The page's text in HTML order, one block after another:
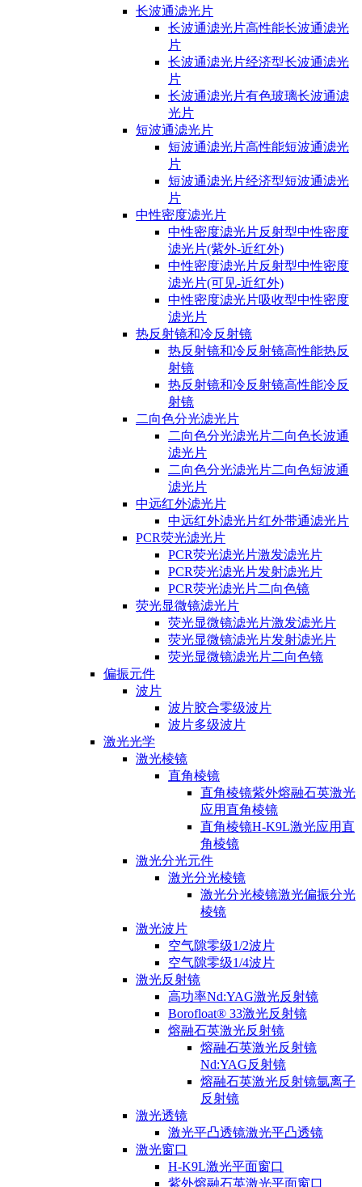
长波通滤光片
长波通滤光片高性能长波通滤光
片
长波通滤光片经济型长波通滤光
片
长波通滤光片有色玻璃长波通滤
光片
短波通滤光片
短波通滤光片高性能短波通滤光
片
短波通滤光片经济型短波通滤光
片
中性密度滤光片
中性密度滤光片反射型中性密度
滤光片(紫外-近红外)
中性密度滤光片反射型中性密度
滤光片(可见-近红外)
中性密度滤光片吸收型中性密度
滤光片
热反射镜和冷反射镜
热反射镜和冷反射镜高性能热反
射镜
热反射镜和冷反射镜高性能冷反
射镜
二向色分光滤光片
二向色分光滤光片二向色长波通
滤光片
二向色分光滤光片二向色短波通
滤光片
中远红外滤光片
中远红外滤光片红外带通滤光片
PCR荧光滤光片
PCR荧光滤光片激发滤光片
PCR荧光滤光片发射滤光片
PCR荧光滤光片二向色镜
荧光显微镜滤光片
荧光显微镜滤光片激发滤光片
荧光显微镜滤光片发射滤光片
荧光显微镜滤光片二向色镜
偏振元件
波片
波片胶合零级波片
波片多级波片
激光光学
激光棱镜
直角棱镜
直角棱镜紫外熔融石英激光
应用直角棱镜
直角棱镜H-K9L激光应用直
角棱镜
激光分光元件
激光分光棱镜
激光分光棱镜激光偏振分光
棱镜
激光波片
空气隙零级1/2波片
空气隙零级1/4波片
激光反射镜
高功率Nd:YAG激光反射镜
Borofloat® 33激光反射镜
熔融石英激光反射镜
熔融石英激光反射镜
Nd:YAG反射镜
熔融石英激光反射镜氩离子
反射镜
激光透镜
激光平凸透镜激光平凸透镜
激光窗口
H-K9L激光平面窗口
紫外熔融石英激光平面窗口